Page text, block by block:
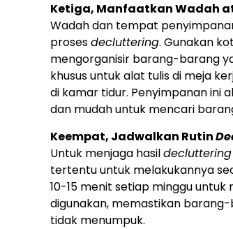
Ketiga, Manfaatkan Wadah
Wadah dan tempat
prosesdecluttering. Gunakan
mengorganisir barang-barang
khusus untuk alat tulis di meja
di kamar tidur. Penyimpanan ini
dan mudah untuk mencari
Keempat, Jadwalkan Rutin
Untuk menjaga hasildecluttering
tertentu untuk melakukannya
10-15 menit setiap minggu untuk
digunakan, memastikan
tidak menumpuk.